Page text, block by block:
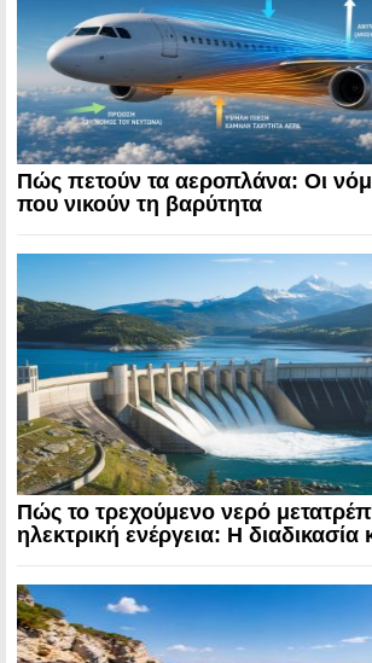
Πώς πετούν τα αεροπλάνα: Οι
που νικούν τη βαρύτητα
Πώς το τρεχούμενο νερό
ηλεκτρική ενέργεια: Η διαδικασία